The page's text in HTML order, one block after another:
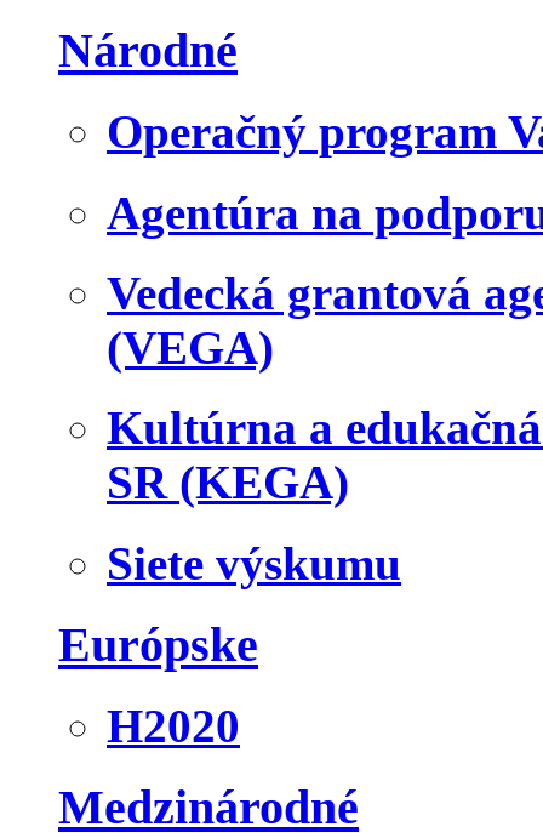
Národné
Operačný program
Agentúra na
Vedecká grantová
(VEGA)
Kultúrna a
SR (KEGA)
Siete výskumu
Európske
H2020
Medzinárodné